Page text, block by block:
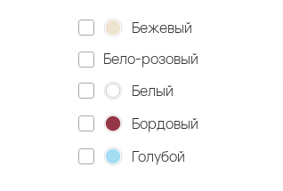
Бежевый
Бело-розовый
Белый
Бордовый
Голубой